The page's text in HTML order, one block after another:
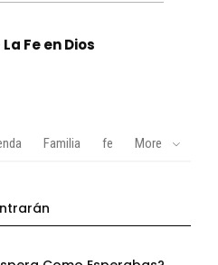
Fe en Dios
Familia fe More